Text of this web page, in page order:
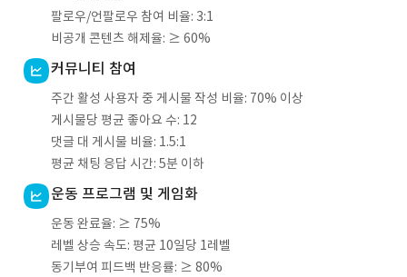
팔로우/언팔로우 참여 비율: 3:1
비공개 콘텐츠 해제율: ≥ 60%
커뮤니티 참여
주간 활성 사용자 중 게시물 작성 비율: 70% 이상
게시물당 평균 좋아요 수: 12
댓글 대 게시물 비율: 1.5:1
평균 채팅 응답 시간: 5분 이하
운동 프로그램 및 게임화
운동 완료율: ≥ 75%
레벨 상승 속도: 평균 10일당 1레벨
동기부여 피드백 반응률: ≥ 80%